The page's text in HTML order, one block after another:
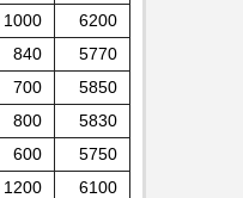
1000
6200
840
5770
700
5850
800
5830
600
5750
1200
6100